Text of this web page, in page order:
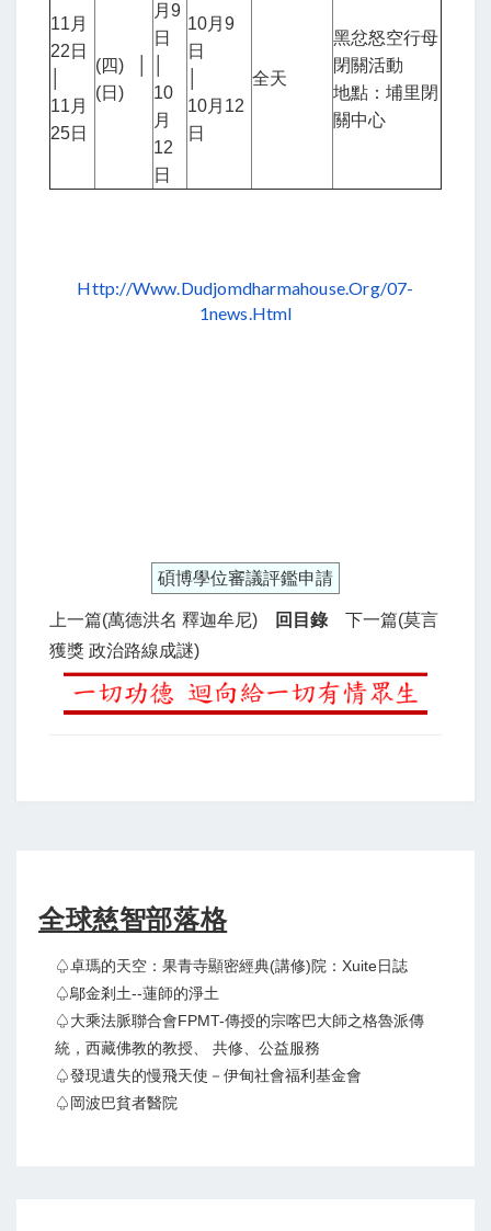
11月
22日
11月
25日
(四) │
(日)
月9
日
10
月
12
日
10月9
日
10月12
日
全天
黑忿怒空行母
閉關活動
地點：埔里閉
關中心
Http://www.Dudjomdharmahouse.org/07-
1news.html
碩博學位審議評鑑申請
上一篇(萬德洪名 釋迦牟尼) 回目錄
下一篇(莫言
獲獎 政治路線成謎)
全球慈智部落格
♤卓瑪的天空：果青寺顯密經典(講修)院：Xuite日誌
♤鄔金剎土--蓮師的淨土
♤大乘法脈聯合會FPMT-傳授的宗喀巴大師之格魯派傳
統，西藏佛教的教授、 共修、公益服務
♤發現遺失的慢飛天使－伊甸社會福利基金會
♤岡波巴貧者醫院